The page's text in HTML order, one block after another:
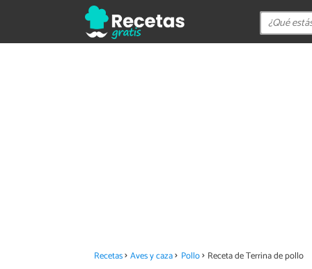
Recetas Aves y caza Pollo Receta de Terrina de pollo